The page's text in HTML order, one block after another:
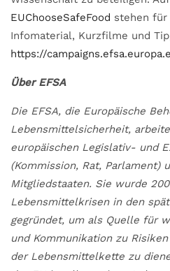
EUChooseSafeFood stehen
Infomaterial, Kurzfilme und
https://
Über EFSA
Die EFSA, die Europäische
Lebensmittelsicherheit,
europäischen Legislativ- und
(Kommission, Rat, Parlament)
Mitgliedstaaten. Sie wurde
Lebensmittelkrisen in den
gegründet, um als Quelle für
und Kommunikation zu
der Lebensmittelkette zu